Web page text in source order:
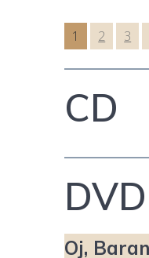
1 2 3
CD
DVD
Oj,